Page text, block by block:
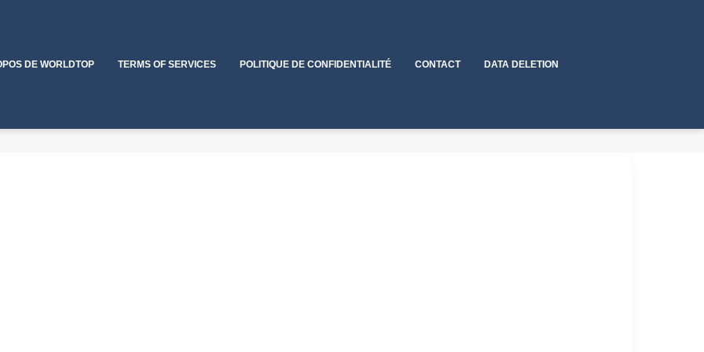
DE WORLDTOP TERMS OF SERVICES POLITIQUE DE CONFIDENTIALITÉ CONTACT DATA DELETION